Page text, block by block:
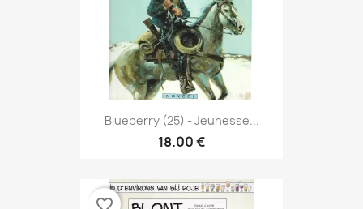
Blueberry (25) - Jeunesse...
18.00 €
favorite_border